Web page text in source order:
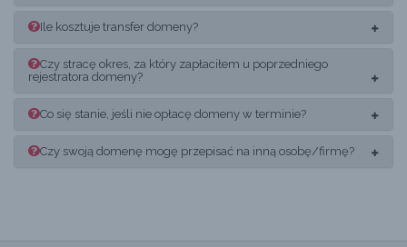
Ile kosztuje transfer domeny?
Czy stracę okres, za który zapłaciłem u poprzedniego
rejestratora domeny?
Co się stanie, jeśli nie opłacę domeny w terminie?
Czy swoją domenę mogę przepisać na inną osobę/firmę?